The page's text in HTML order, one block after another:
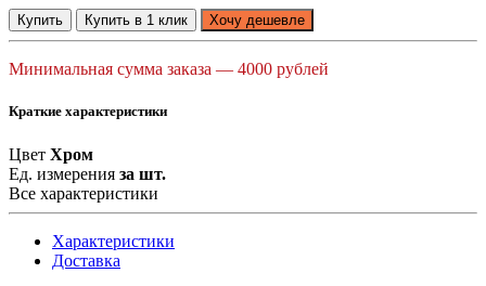
Купить Купить в 1 клик Хочу дешевле
Минимальная сумма заказа — 4000 рублей
Краткие характеристики
Цвет Хром
Ед. измерения за шт.
Все характеристики
Характеристики
Доставка